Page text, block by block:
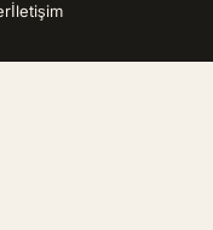
İletişim